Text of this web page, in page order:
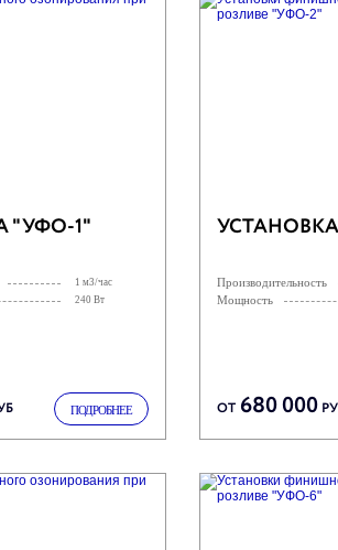
"УФО-1"
1 м3/час
240 Вт
ПОДРОБНЕЕ
Производительность
Мощность
ОТ 680 000